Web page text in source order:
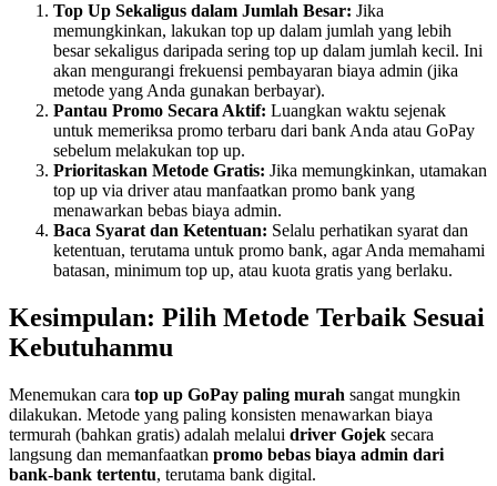
Top Up Sekaligus dalam Jumlah Besar: Jika
memungkinkan, lakukan top up dalam jumlah yang lebih
besar sekaligus daripada sering top up dalam jumlah kecil. Ini
akan mengurangi frekuensi pembayaran biaya admin (jika
metode yang Anda gunakan berbayar).
Pantau Promo Secara Aktif: Luangkan waktu sejenak
untuk memeriksa promo terbaru dari bank Anda atau GoPay
sebelum melakukan top up.
Prioritaskan Metode Gratis: Jika memungkinkan, utamakan
top up via driver atau manfaatkan promo bank yang
menawarkan bebas biaya admin.
Baca Syarat dan Ketentuan: Selalu perhatikan syarat dan
ketentuan, terutama untuk promo bank, agar Anda memahami
batasan, minimum top up, atau kuota gratis yang berlaku.
Kesimpulan: Pilih Metode Terbaik Sesuai
Kebutuhanmu
Menemukan cara top up GoPay paling murah sangat mungkin
dilakukan. Metode yang paling konsisten menawarkan biaya
termurah (bahkan gratis) adalah melalui driver Gojek secara
langsung dan memanfaatkan promo bebas biaya admin dari
bank-bank tertentu, terutama bank digital.